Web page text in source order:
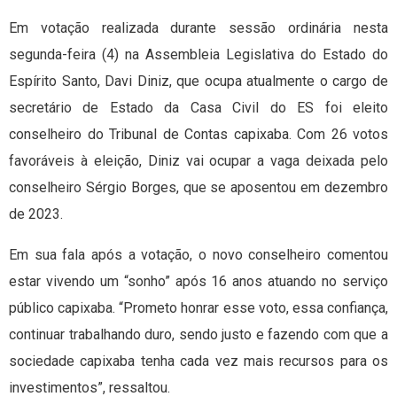
Em votação realizada durante sessão ordinária nesta
segunda-feira (4) na Assembleia Legislativa do Estado do
Espírito Santo, Davi Diniz, que ocupa atualmente o cargo de
secretário de Estado da Casa Civil do ES foi eleito
conselheiro do Tribunal de Contas capixaba. Com 26 votos
favoráveis à eleição, Diniz vai ocupar a vaga deixada pelo
conselheiro Sérgio Borges, que se aposentou em dezembro
de 2023.
Em sua fala após a votação, o novo conselheiro comentou
estar vivendo um “sonho” após 16 anos atuando no serviço
público capixaba. “Prometo honrar esse voto, essa confiança,
continuar trabalhando duro, sendo justo e fazendo com que a
sociedade capixaba tenha cada vez mais recursos para os
investimentos”, ressaltou.